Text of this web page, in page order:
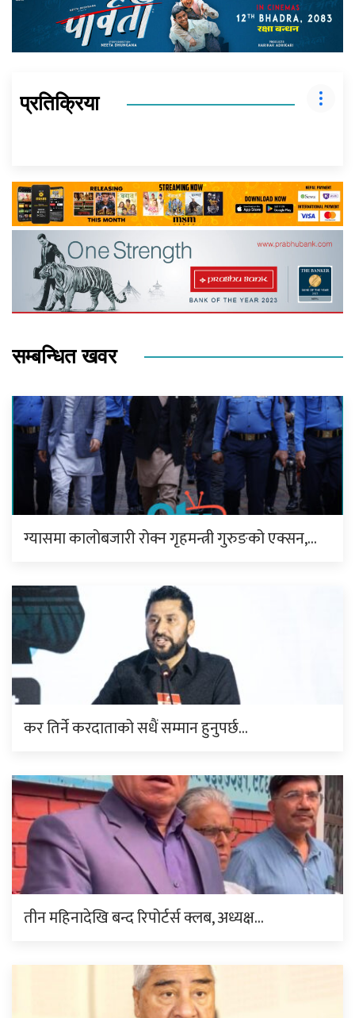
प्रतिक्रिया
सम्बन्धित खवर
ग्यासमा कालोबजारी रोक्न गृहमन्त्री गुरुङको एक्सन,…
कर तिर्ने करदाताको सधैं सम्मान हुनुपर्छ…
तीन महिनादेखि बन्द रिपोर्टर्स क्लब, अध्यक्ष…